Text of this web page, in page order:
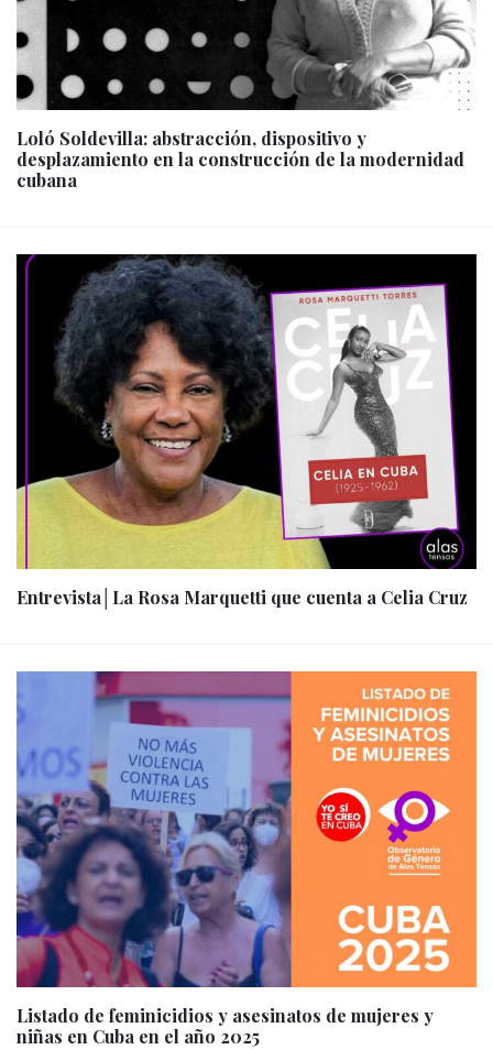
Loló Soldevilla: abstracción, dispositivo y
desplazamiento en la construcción de la modernidad
cubana
Entrevista│La Rosa Marquetti que cuenta a Celia Cruz
Listado de feminicidios y asesinatos de mujeres y
niñas en Cuba en el año 2025